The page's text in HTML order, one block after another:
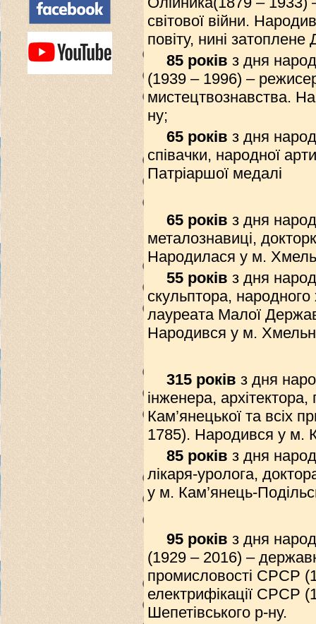
світової війни.
повіту, нині
85 років з дня
(1939 – 1996) –
мистецтвознавства.
ну;
65 років з дня
співачки, народної
Патріаршої медалі
65 років з дня
металознавиці,
Народилася у м.
55 років з дня
скульптора,
лауреата Малої
Народився у м.
315 років з дня
інженера,
Кам’янецької та всіх
1785). Народився у м.
85 років з дня
лікаря-уролога,
у м. Кам’янець-
95 років з дня
(1929 – 2016) –
промисловості СРСР
електрифікації СРСР
Шепетівського р-ну.